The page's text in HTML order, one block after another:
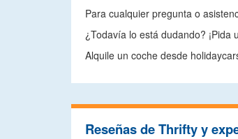
Para cualquier pregunta o
¿Todavía lo está dudando? ¡Pida
Alquile un coche desde
Reseñas de Thrifty y